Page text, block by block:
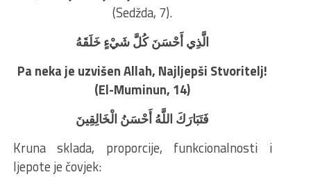
(Sedžda, 7).
الَّذِي أَحْسَنَ كُلَّ شَيْءٍ خَلَقَهُ
Pa neka je uzvišen Allah, Najljepši Stvoritelj!
(El-Muminun, 14)
فَتَبَارَكَ اللَّهُ أَحْسَنُ الْخَالِقِينَ
Kruna sklada, proporcije, funkcionalnosti i
ljepote je čovjek: